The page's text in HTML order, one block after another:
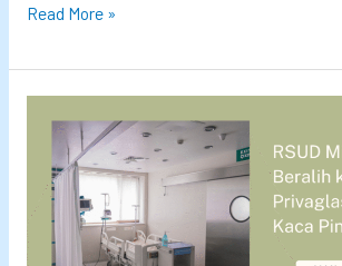
a
l
T
g
,
Read More »